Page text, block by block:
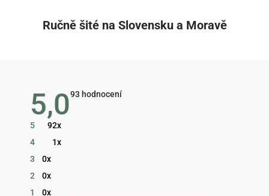
Ručně šité na Slovensku a Moravě
5,0Průměrné
93 hodnocení
5
92x
4
1x
3
0x
2
0x
1
0x